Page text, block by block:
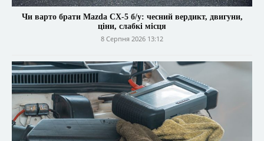
Чи варто брати Mazda CX-5 б/у: чесний вердикт, двигуни,
ціни, слабкі місця
8 Серпня 2026 13:12